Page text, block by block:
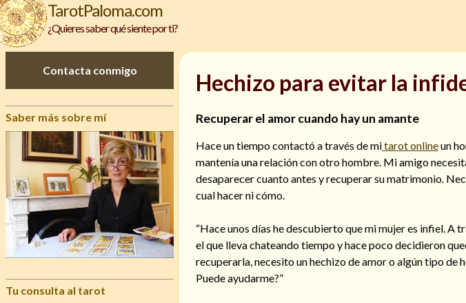
TarotPaloma.com
¿Quieres saber qué siente por ti?
Contacta conmigo
Saber más sobre mí
Tu consulta al tarot
Hechizo para evitar la
Recuperar el amor cuando hay un amante
Hace un tiempo contactó a través de mitarot onlineun
mantenía una relación con otro hombre. Mi amigo
desaparecer cuanto antes y recuperar su matrimonio.
cual hacer ni cómo.
“Hace unos días he descubierto que mi mujer es infiel. A
el que lleva chateando tiempo y hace poco decidieron
recuperarla, necesito un hechizo de amor o algún tipo de
Puede ayudarme?”